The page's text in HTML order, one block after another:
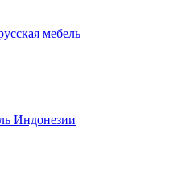
мебель
Индонезии